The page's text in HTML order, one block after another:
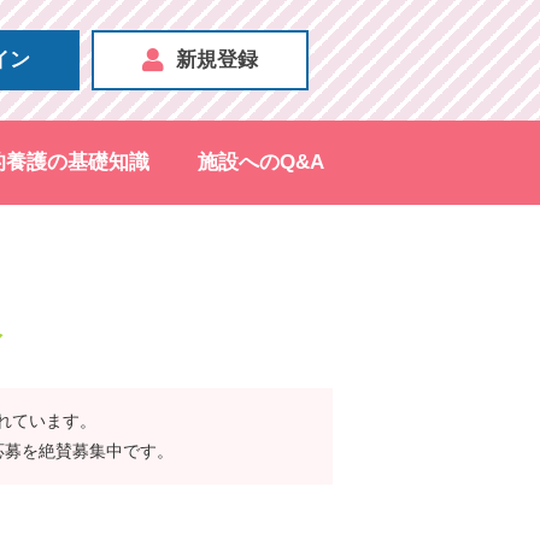
ン 新規登録
養護の基礎知識 施設へのQ&A
います。
を絶賛募集中です。